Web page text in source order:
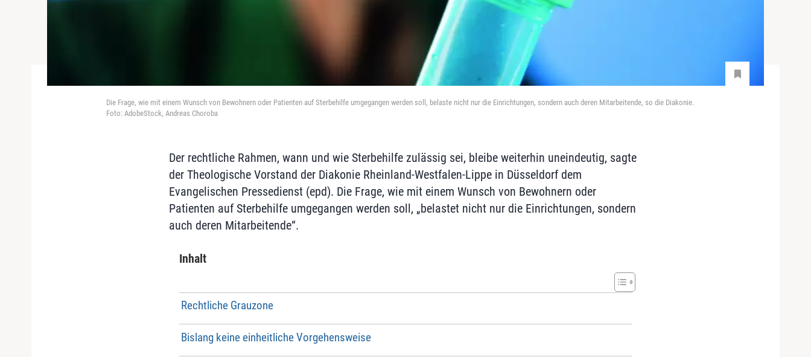
Die Frage, wie mit einem Wunsch von Bewohnern oder Patienten auf Sterbehilfe umgegangen werden soll, belaste nicht nur die Einrichtungen, sondern auch deren Mitarbeitende, so die Diakonie.
Foto: AdobeStock, Andreas Choroba
Der rechtliche Rahmen, wann und wie Sterbehilfe zulässig sei, bleibe weiterhin uneindeutig, sagte
der Theologische Vorstand der Diakonie Rheinland-Westfalen-Lippe in Düsseldorf dem
Evangelischen Pressedienst (epd). Die Frage, wie mit einem Wunsch von Bewohnern oder
Patienten auf Sterbehilfe umgegangen werden soll, „belastet nicht nur die Einrichtungen, sondern
auch deren Mitarbeitende“.
Inhalt
Rechtliche Grauzone
Bislang keine einheitliche Vorgehensweise